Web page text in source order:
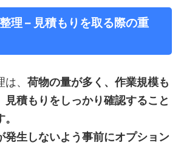
理 – 見積もりを取る際の重
、 荷物の量が多く、作業規模も
見積もりをしっかり確認すること
発生しないよう事前にオプション